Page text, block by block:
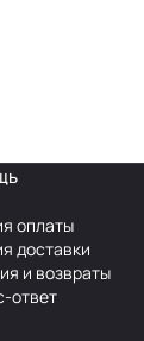
оплаты
доставки
и возвраты
ответ